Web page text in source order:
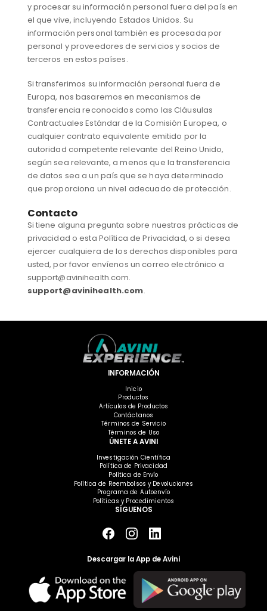
y procesar su información personal fuera del país en
el que vive, incluyendo Estados Unidos. Su
información personal también es procesada por
personal y proveedores de servicios y socios de
terceros en estos países.
Si transferimos su información personal fuera de
Europa, nos basaremos en mecanismos de
transferencia reconocidos como las Cláusulas
Contractuales Estándar de la Comisión Europea, o
cualquier contrato equivalente emitido por la
autoridad competente relevante del Reino Unido,
según sea relevante, a menos que la transferencia
de datos sea a un país que se haya determinado
que proporciona un nivel adecuado de protección.
Contacto
Si tiene alguna pregunta sobre nuestras prácticas de
privacidad o esta Política de Privacidad, o si desea
ejercer cualquiera de los derechos disponibles para
usted, por favor envíenos un correo electrónico a
support@avinihealth.com.
support@avinihealth.com.
INFORMACIÓN
Inicio
Productos
Artículos de Productos
Contáctanos
Términos de Servicio
Términos de Uso
ÚNETE A AVINI
Investigación Científica
Política de Privacidad
Política de Envío
Política de Reembolsos y Devoluciones
Programa de Autoenvío
Políticas y Procedimientos
SÍGUENOS
Descargar la App de Avini